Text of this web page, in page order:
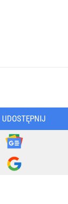
UDOSTĘPNIJ